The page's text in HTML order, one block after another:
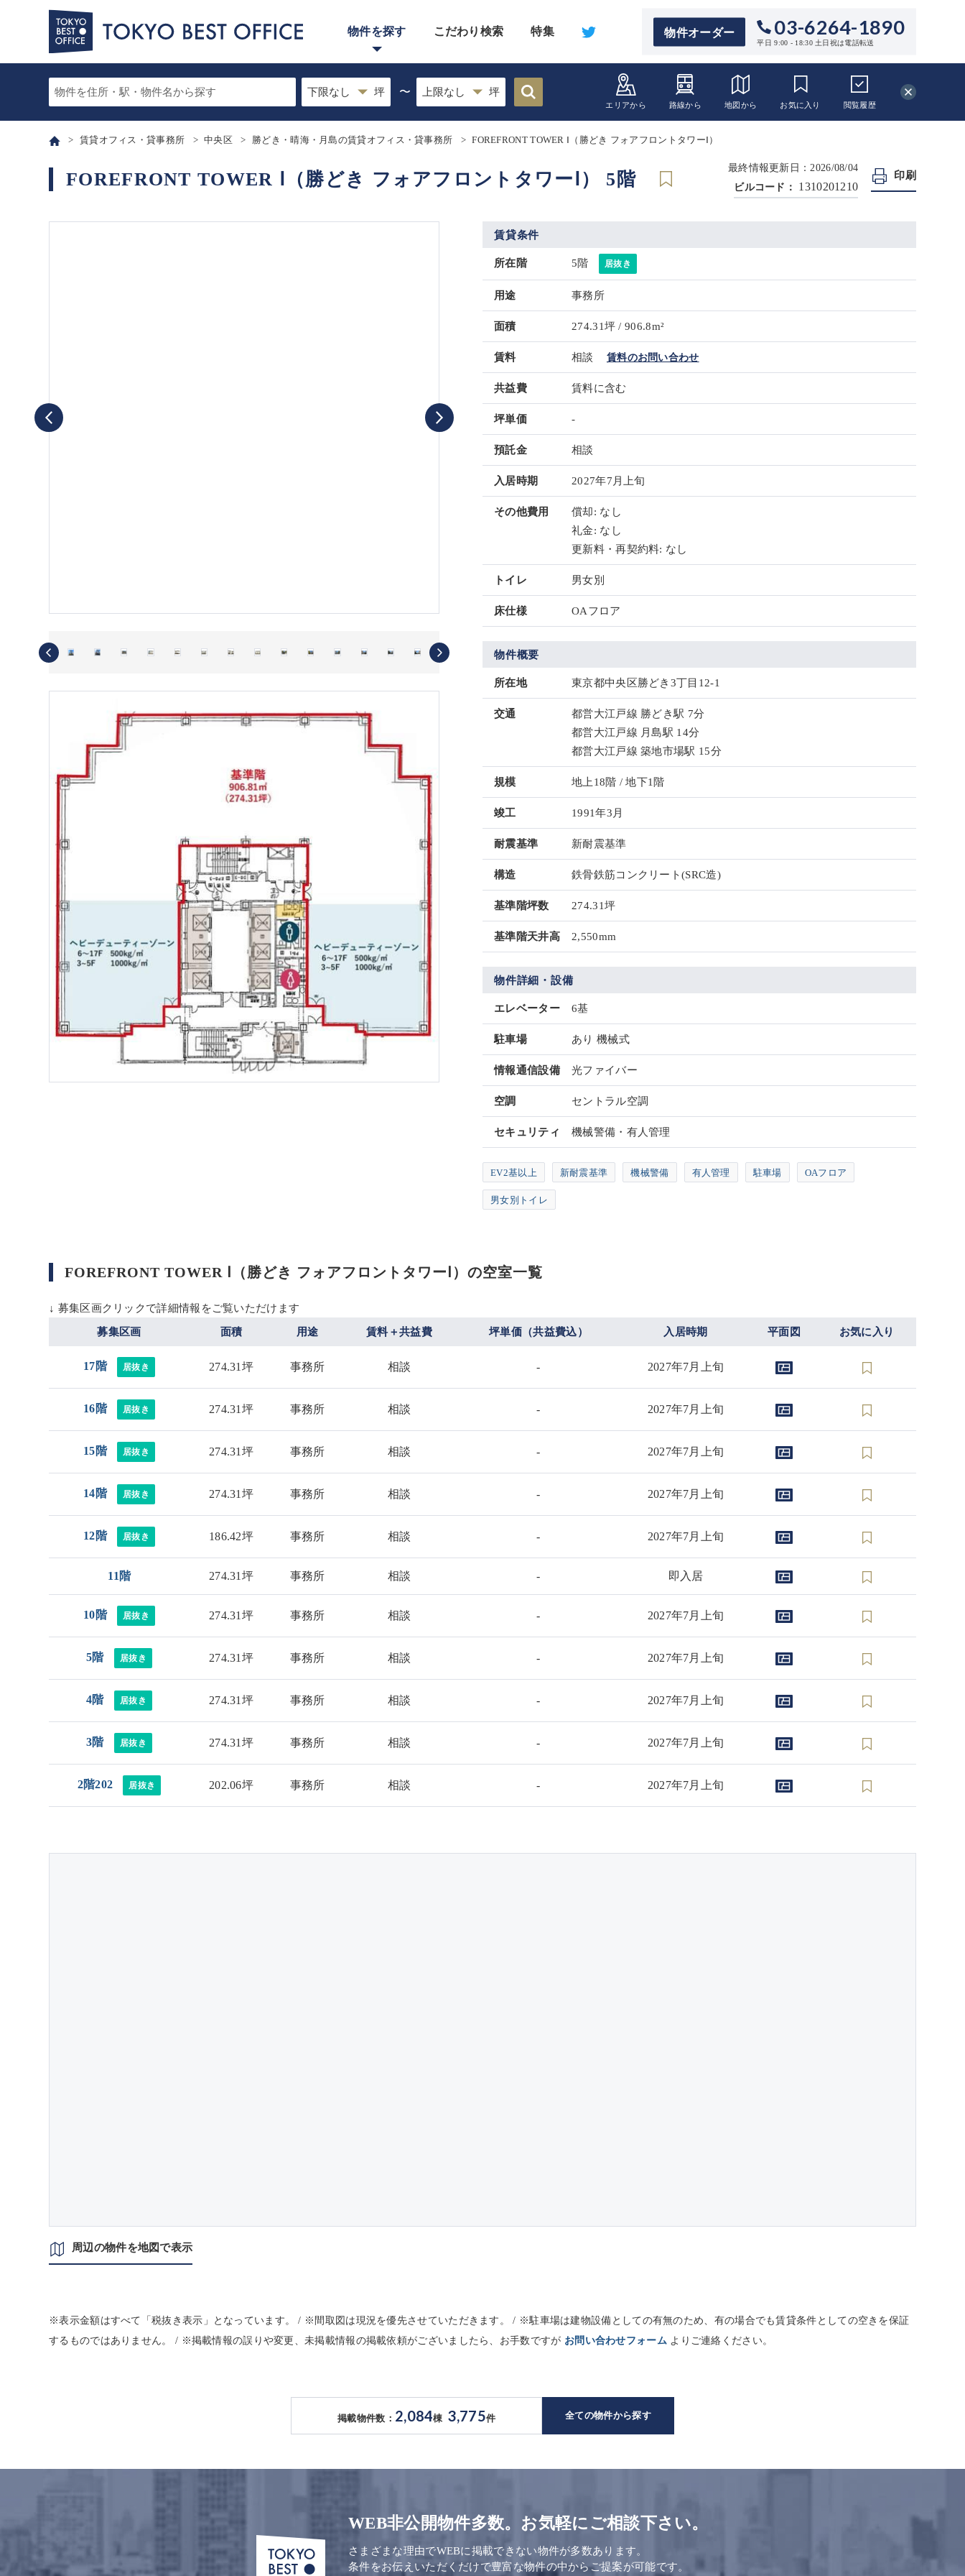
物件オーダー 03-6264-1890
平日 9:00 - 18:30 土日祝は電話転送
物件を探す こだわり検索 特集
エリアから 路線から 地図から お気に入り 閲覧履歴
〜
賃貸オフィス・貸事務所 中央区 勝どき・晴海・月島の賃貸オフィス・貸事務所 FOREFRONT TOWER Ⅰ（勝どき フォアフロントタワーⅠ）
FOREFRONT TOWER Ⅰ（勝どき フォアフロントタワーⅠ） 5階
最終情報更新日：2026/08/04
ビルコード：
1310201210
印刷
賃貸条件
所在階 5階 居抜き
用途 事務所
面積 274.31坪 / 906.8m²
賃料 相談 賃料のお問い合わせ
共益費 賃料に含む
坪単価 -
預託金 相談
入居時期 2027年7月上旬
その他費用
償却: なし
礼金: なし
更新料・再契約料: なし
トイレ 男女別
床仕様 OAフロア
物件概要
所在地 東京都中央区勝どき3丁目12-1
交通
都営大江戸線 勝どき駅 7分
都営大江戸線 月島駅 14分
都営大江戸線 築地市場駅 15分
規模 地上18階 / 地下1階
竣工 1991年3月
耐震基準 新耐震基準
構造 鉄骨鉄筋コンクリート(SRC造)
基準階坪数 274.31坪
基準階天井高 2,550mm
物件詳細・設備
エレベーター 6基
駐車場 あり 機械式
情報通信設備 光ファイバー
空調 セントラル空調
セキュリティ 機械警備・有人管理
EV2基以上 新耐震基準 機械警備 有人管理 駐車場 OAフロア
男女別トイレ
FOREFRONT TOWER Ⅰ（勝どき フォアフロントタワーⅠ）の空室一覧
↓ 募集区画クリックで詳細情報をご覧いただけます
募集区画 面積 用途 賃料＋共益費 坪単価（共益費込） 入居時期 平面図 お気に入り
17階 居抜き 274.31坪 事務所 相談 - 2027年7月上旬
16階 居抜き 274.31坪 事務所 相談 - 2027年7月上旬
15階 居抜き 274.31坪 事務所 相談 - 2027年7月上旬
14階 居抜き 274.31坪 事務所 相談 - 2027年7月上旬
12階 居抜き 186.42坪 事務所 相談 - 2027年7月上旬
11階 274.31坪 事務所 相談 - 即入居
10階 居抜き 274.31坪 事務所 相談 - 2027年7月上旬
5階 居抜き 274.31坪 事務所 相談 - 2027年7月上旬
4階 居抜き 274.31坪 事務所 相談 - 2027年7月上旬
3階 居抜き 274.31坪 事務所 相談 - 2027年7月上旬
2階202 居抜き 202.06坪 事務所 相談 - 2027年7月上旬
周辺の物件を地図で表示
※表示金額はすべて「税抜き表示」となっています。 / ※間取図は現況を優先させていただきます。 / ※駐車場は建物設備としての有無のため、有の場合でも賃貸条件としての空きを保証
するものではありません。 / ※掲載情報の誤りや変更、未掲載情報の掲載依頼がございましたら、お手数ですが お問い合わせフォーム よりご連絡ください。
掲載物件数： 2,084棟 3,775件 全ての物件から探す
WEB非公開物件多数。お気軽にご相談下さい。
さまざまな理由でWEBに掲載できない物件が多数あります。
条件をお伝えいただくだけで豊富な物件の中からご提案が可能です。